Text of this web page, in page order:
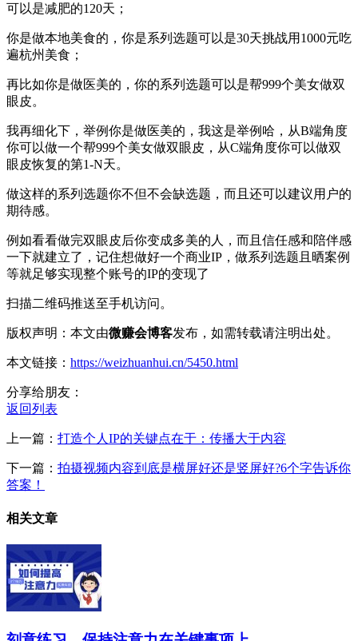
可以是减肥的120天；
你是做本地美食的，你是系列选题可以是30天挑战用1000元吃
遍杭州美食；
再比如你是做医美的，你的系列选题可以是帮999个美女做双
眼皮。
我再细化下，举例你是做医美的，我这是举例哈，从B端角度
你可以做一个帮999个美女做双眼皮，从C端角度你可以做双
眼皮恢复的第1-N天。
做这样的系列选题你不但不会缺选题，而且还可以建议用户的
期待感。
例如看看做完双眼皮后你变成多美的人，而且信任感和陪伴感
一下就建立了，记住想做好一个商业IP，做系列选题且晒案例
等就足够实现整个账号的IP的变现了
扫描二维码推送至手机访问。
版权声明：本文由微赚会博客发布，如需转载请注明出处。
本文链接： https://weizhuanhui.cn/5450.html
分享给朋友：
返回列表
上一篇： 打造个人IP的关键点在于：传播大于内容
下一篇： 拍摄视频内容到底是横屏好还是竖屏好?6个字告诉你
答案！
相关文章